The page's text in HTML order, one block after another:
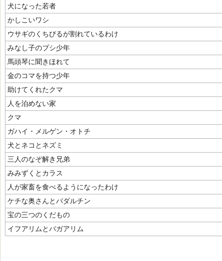
犬になった若者
かしこいワシ
ウサギのくちびるが割れているわけ
みなし子のブシ少年
馬頭琴に聞きほれて
金のコマを持つ少年
助けてくれたクマ
人を泊めない家
クマ
ガハイ・メルゲン・オトチ
犬とネコとネズミ
三人のなぞ解き兄弟
みみずくとカラス
人が家畜を食べるようになったわけ
ケチな奥さんとバダルチン
宝の三つのくだもの
イフアリムとバガアリム